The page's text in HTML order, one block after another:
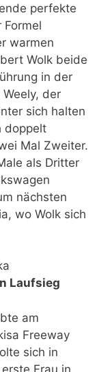
perfekte
Formel
warmen
Wolk beide
in der
der
sich halten
doppelt
Mal Zweiter.
als Dritter
nächsten
wo Wolk sich
Laufsieg
am
Freeway
sich in
Frau in